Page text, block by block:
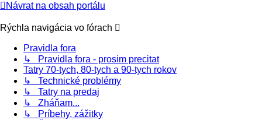
Návrat na obsah portálu
Rýchla navigácia vo fórach
Pravidla fora
↳ Pravidla fora - prosim precitat
Tatry 70-tych, 80-tych a 90-tych rokov
↳ Technické problémy
↳ Tatry na predaj
↳ Zháňam...
↳ Príbehy, zážitky